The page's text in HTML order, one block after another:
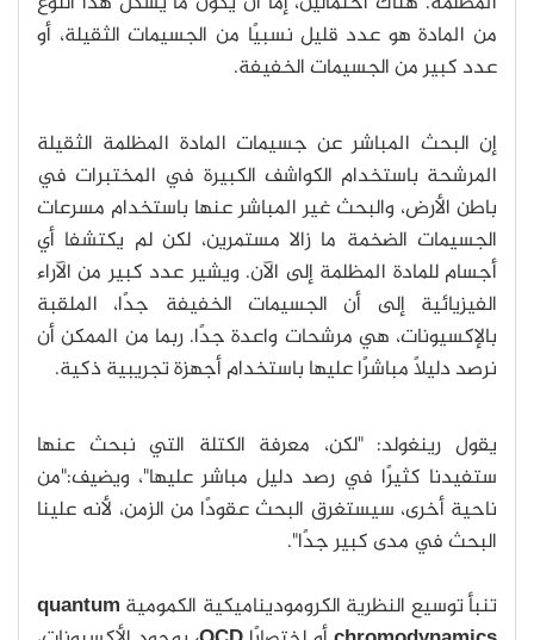
من المادة هو عدد قليل نسبيًا من الجسيمات الثقيلة، أو
عدد كبير من الجسيمات الخفيفة.
إن البحث المباشر عن جسيمات المادة المظلمة الثقيلة
المرشحة باستخدام الكواشف الكبيرة في المختبرات في
باطن الأرض، والبحث غير المباشر عنها باستخدام مسرعات
الجسيمات الضخمة ما زالا مستمرين، لكن لم يكتشفا أي
أجسام للمادة المظلمة إلى الآن. ويشير عدد كبير من الآراء
الفيزيائية إلى أن الجسيمات الخفيفة جدًا، الملقبة
بالإكسيونات، هي مرشحات واعدة جدًا. ربما من الممكن أن
نرصد دليلًا مباشرًا عليها باستخدام أجهزة تجريبية ذكية.
يقول رينغولد: "لكن، معرفة الكتلة التي نبحث عنها
ستفيدنا كثيرًا في رصد دليل مباشر عليها"، ويضيف:"من
ناحية أخرى، سيستغرق البحث عقودًا من الزمن، لأنه علينا
البحث في مدى كبير جدًا".
تنبأ توسيع النظرية الكروموديناميكية الكمومية quantum